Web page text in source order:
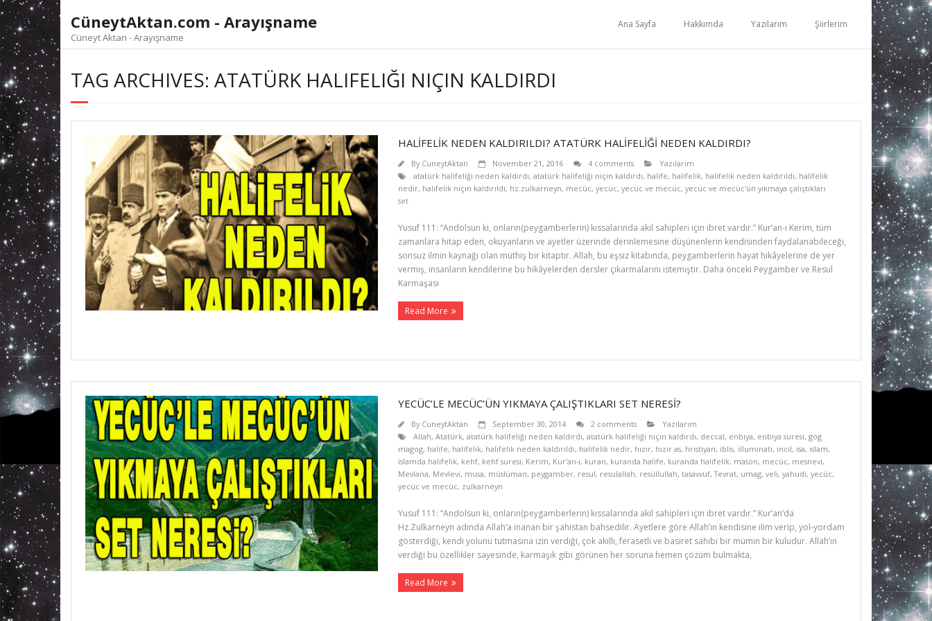
to
content
CüneytAktan.com - Arayışname
Cüneyt Aktan - Arayışname
Ana Sayfa Hakkımda Yazılarım Şiirlerim
TAG ARCHIVES: ATATÜRK HALIFELIĞI NIÇIN KALDIRDI
HALİFELİK NEDEN KALDIRILDI? ATATÜRK HALİFELİĞİ NEDEN KALDIRDI?
By CuneytAktan November 21, 2016 4 comments
Yazılarım
atatürk halifeliği neden kaldırdı, atatürk halifeliği niçin kaldırdı, halife, halifelik, halifelik neden kaldırıldı, halifelik
nedir, halifelik niçin kaldırıldı, hz.zulkarneyn, mecüc, yecüc, yecüc ve mecüc, yecüc ve mecüc'ün yıkmaya çalıştıkları
set
Yusuf 111: “Andolsun ki, onların(peygamberlerin) kıssalarında akıl sahipleri için ibret vardır.” Kur’an-ı Kerim, tüm
zamanlara hitap eden, okuyanların ve ayetler üzerinde derinlemesine düşünenlerin kendisinden faydalanabileceği,
sonsuz ilmin kaynağı olan müthiş bir kitaptır. Allah, bu eşsiz kitabında, peygamberlerin hayat hikâyelerine de yer
vermiş, insanların kendilerine bu hikâyelerden dersler çıkarmalarını istemiştir. Daha önceki Peygamber ve Resul
Karmaşası
Read More
YECÜC’LE MECÜC’ÜN YIKMAYA ÇALIŞTIKLARI SET NERESİ?
By CuneytAktan September 30, 2014 2 comments
Yazılarım
Allah, Atatürk, atatürk halifeliği neden kaldırdı, atatürk halifeliği niçin kaldırdı, deccal, enbiya, enbiya suresi, gog
magog, halife, halifelik, halifelik neden kaldırıldı, halifelik nedir, hızır, hızır as, hristiyan, iblis, illuminati, incil, isa, islam,
islamda halifelik, kehf, kehf suresi, Kerim, Kur'an-ı, kuran, kuranda halife, kuranda halifelik, mason, mecüc, mesnevi,
Mevlana, Mevlevi, musa, müslüman, peygamber, resul, resulallah, resüllullah, tasavvuf,Tevrat, umag, veli, yahudi, yecüc,
yecüc ve mecüc, zulkarneyn
Yusuf 111: “Andolsun ki, onların(peygamberlerin) kıssalarında akıl sahipleri için ibret vardır.” Kur’an’da
Hz.Zulkarneyn adında Allah’a inanan bir şahıstan bahsedilir. Ayetlere göre Allah’ın kendisine ilim verip, yol-yordam
gösterdiği, kendi yolunu tutmasına izin verdiği, çok akıllı, ferasetli ve basiret sahibi bir mümin bir kuludur. Allah’ın
verdiği bu özellikler sayesinde, karmaşık gibi görünen her soruna hemen çözüm bulmakta,
Read More